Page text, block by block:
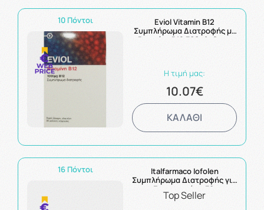
10 Πόντοι
Eviol Vitamin B12
Συμπλήρωμα Διατροφής με
Βιταμίνη B12 30Soft Caps
Η τιμή μας:
10.07€
ΚΑΛΑΘΙ
16 Πόντοι
Italfarmaco Iofolen
Συμπλήρωμα Διατροφής για
την Εγκυμονούσα 30caps
Top Seller